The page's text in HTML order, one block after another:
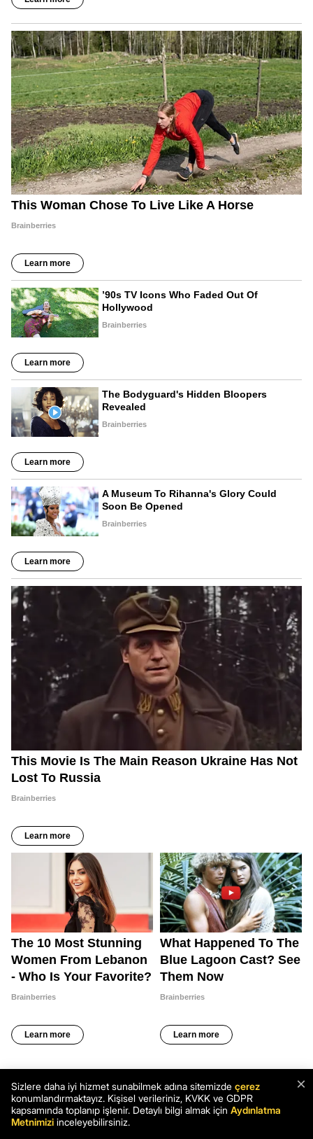
×
Sizlere daha iyi hizmet sunabilmek adına sitemizde çerez
konumlandırmaktayız. Kişisel verileriniz, KVKK ve GDPR
kapsamında toplanıp işlenir. Detaylı bilgi almak için Aydınlatma
Metnimizi inceleyebilirsiniz.